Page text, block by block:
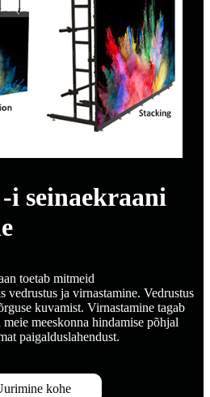
seinaekraani
toetab mitmeid
vedrustus ja virnastamine. Vedrustus
kuvamist. Virnastamine tagab
meeskonna hindamise põhjal
paigalduslahendust.
kohe